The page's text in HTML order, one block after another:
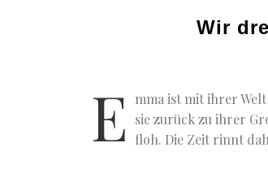
Wir
E
mma ist mit ihrer
sie zurück zu ihrer
floh. Die Zeit rinnt